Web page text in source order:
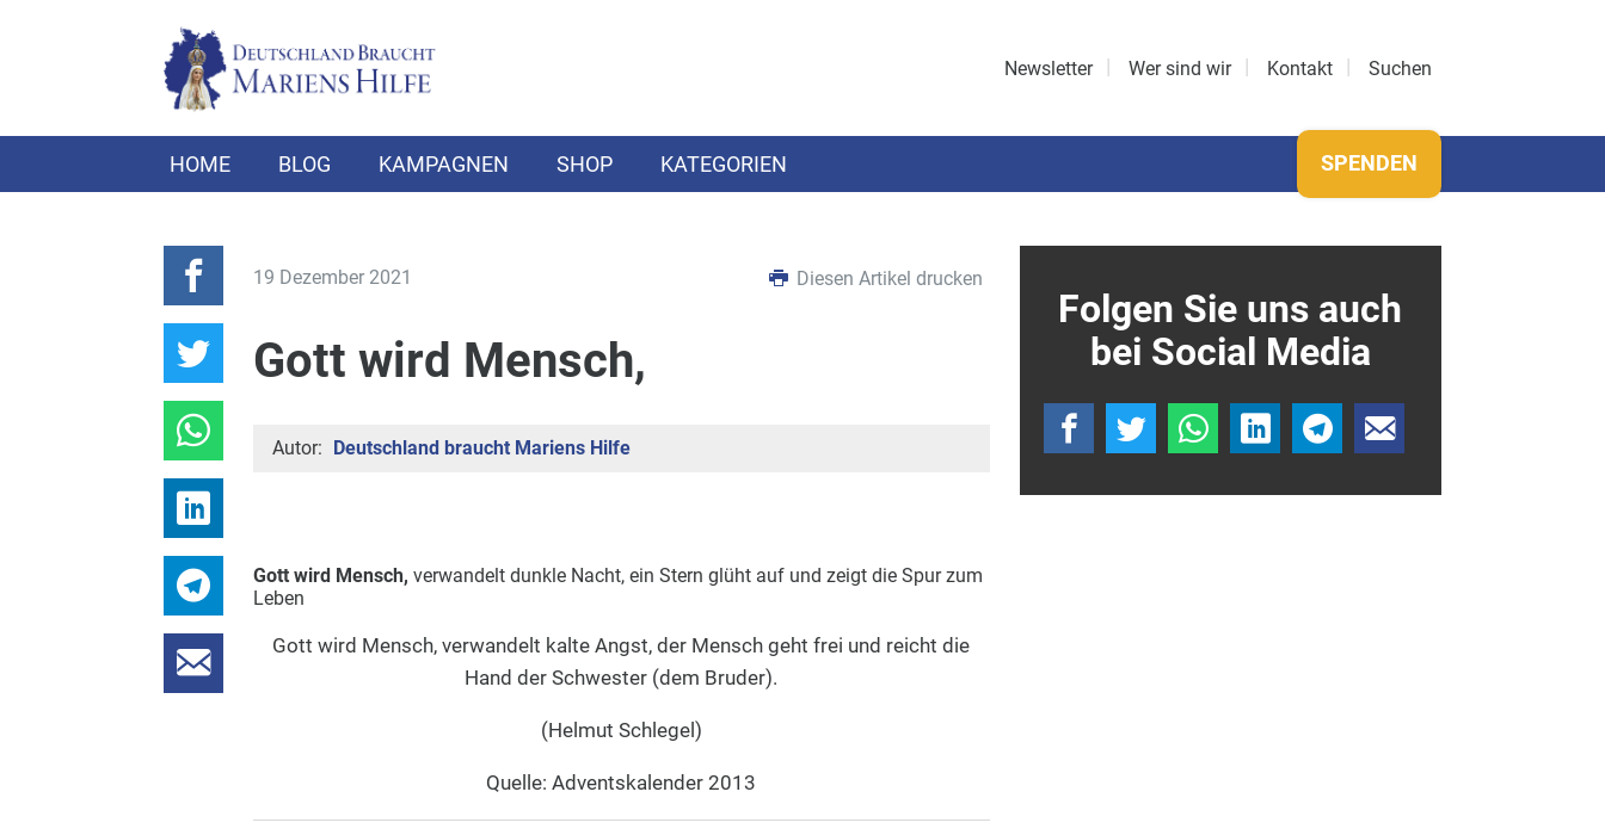
Newsletter Wer sind wir Kontakt Suchen
HOME BLOG KAMPAGNEN SHOP KATEGORIEN SPENDEN
19 Dezember 2021 Diesen Artikel drucken
Gott wird Mensch,
Autor: Deutschland braucht Mariens Hilfe
Gott wird Mensch, verwandelt dunkle Nacht,ein Stern glüht auf und zeigt die Spur zum
Leben
Gott wird Mensch, verwandelt kalte Angst, der Mensch geht frei und reicht die
Hand der Schwester (dem Bruder).
(Helmut Schlegel)
Quelle: Adventskalender 2013
Folgen Sie uns auch
bei Social Media